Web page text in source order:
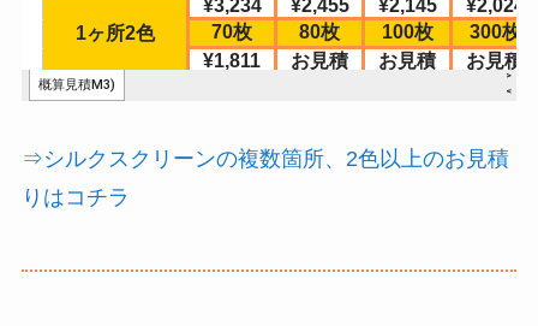
⇒シルクスクリーンの複数箇所、2色以上のお見積
りはコチラ